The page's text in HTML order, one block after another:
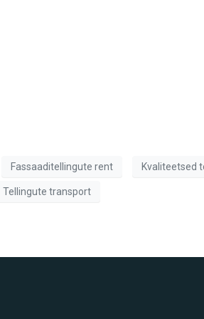
Fassaaditellingute rent Kvaliteetsed
Tellingute transport